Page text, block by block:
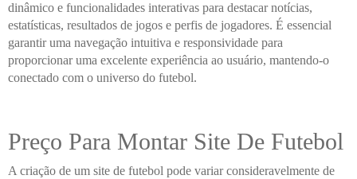
dinâmico e funcionalidades interativas para destacar notícias,
estatísticas, resultados de jogos e perfis de jogadores. É essencial
garantir uma navegação intuitiva e responsividade para
proporcionar uma excelente experiência ao usuário, mantendo-o
conectado com o universo do futebol.
Preço Para Montar Site De Futebol
A criação de um site de futebol pode variar consideravelmente de